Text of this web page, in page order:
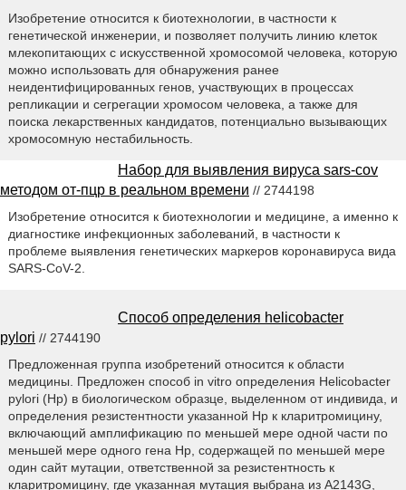
Изобретение относится к биотехнологии, в частности к
генетической инженерии, и позволяет получить линию клеток
млекопитающих с искусственной хромосомой человека, которую
можно использовать для обнаружения ранее
неидентифицированных генов, участвующих в процессах
репликации и сегрегации хромосом человека, а также для
поиска лекарственных кандидатов, потенциально вызывающих
хромосомную нестабильность.
Набор для выявления вируса sars-cov
методом от-пцр в реальном времени // 2744198
Изобретение относится к биотехнологии и медицине, а именно к
диагностике инфекционных заболеваний, в частности к
проблеме выявления генетических маркеров коронавируса вида
SARS-CoV-2.
Способ определения helicobacter
pylori // 2744190
Предложенная группа изобретений относится к области
медицины. Предложен способ in vitro определения Helicobacter
pylori (Hp) в биологическом образце, выделенном от индивида, и
определения резистентности указанной Hp к кларитромицину,
включающий амплификацию по меньшей мере одной части по
меньшей мере одного гена Hp, содержащей по меньшей мере
один сайт мутации, ответственной за резистентность к
кларитромицину, где указанная мутация выбрана из A2143G,